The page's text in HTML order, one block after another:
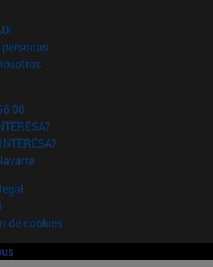
en nueva ventana)
(abre en nueva ventana)
(abre en nueva ventana)
00
de cookies